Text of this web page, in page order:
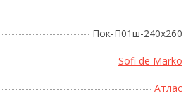
Пок-П01ш-240х260
Sofi de Marko
Атлас